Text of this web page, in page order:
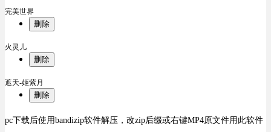
完美世界
删除
火灵儿
删除
遮天-姬紫月
删除
pc下载后使用bandizip软件解压，改zip后缀或右键MP4原文件用此软件